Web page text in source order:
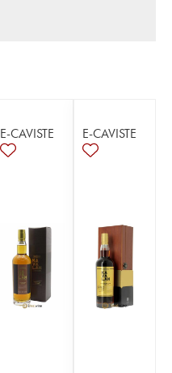
E-CAVISTE E-CAVISTE